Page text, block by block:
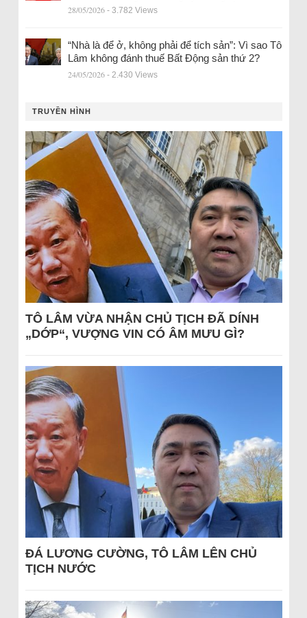
28/05/2026 - 3.782 Views
“Nhà là để ở, không phải để tích sản”: Vì sao Tô
Lâm không đánh thuế Bất Động sản thứ 2?
24/05/2026 - 2.430 Views
TRUYỀN HÌNH
TÔ LÂM VỪA NHẬN CHỦ TỊCH ĐÃ DÍNH
„DỚP“, VƯỢNG VIN CÓ ÂM MƯU GÌ?
ĐÁ LƯƠNG CƯỜNG, TÔ LÂM LÊN CHỦ
TỊCH NƯỚC